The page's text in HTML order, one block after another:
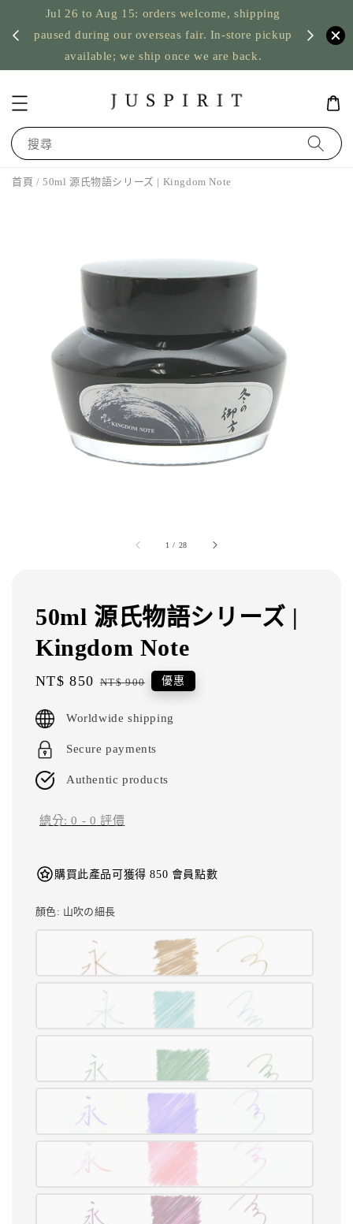
Jul 26 to Aug 15: orders welcome, shipping
paused during our overseas fair. In-store pickup
available; we ship once we are back.
US
搜尋
首頁 / 50ml 源氏物語シリーズ | Kingdom Note
1 / 28
50ml 源氏物語シリーズ |
Kingdom Note
Sale
NT$ 850 Regular
NT$ 900 優惠
Worldwide shipping
Secure payments
Authentic products
總分:0 - 0 評價
購買此產品可獲得 850 會員點數
顏色: 山吹の細長